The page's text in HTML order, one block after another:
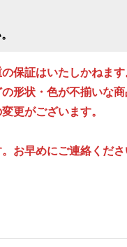
保証はいたしかねます
形状・色が不揃いな商
更がございます。
お早めにご連絡くださ